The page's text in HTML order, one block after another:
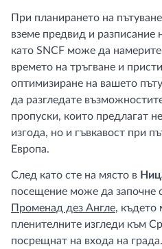
При планирането на
вземе предвид и разписание
като SNCF може да
времето на тръгване и
оптимизиране на вашето
да разгледате
пропуски, които предлагат
изгода, но и гъвкавост при
Европа.
След като сте на място в
посещение може да започне
Променад дез Англе, където
пленителните изгледи към
посрещнат на входа на